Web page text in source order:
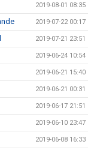
2019-08-01 08:35
2019-07-22 00:17
2019-07-21 23:51
2019-06-24 10:54
2019-06-21 15:40
2019-06-21 00:31
2019-06-17 21:51
2019-06-10 23:47
2019-06-08 16:33